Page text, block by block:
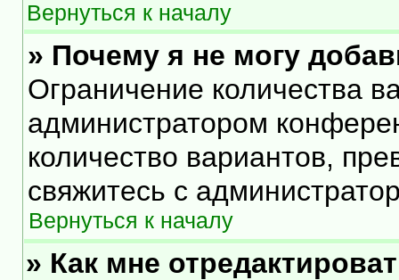
Вернуться к началу
» Почему я не могу
Ограничение количества
администратором
количество вариантов,
свяжитесь с
Вернуться к началу
» Как мне